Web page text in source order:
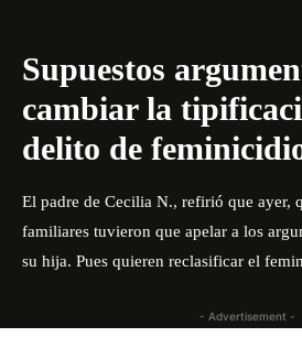
Supuestos
cambiar la
delito de
El padre de Cecilia N., refirió que ayer,
familiares tuvieron que apelar a los
su hija. Pues quieren reclasificar el
- Advertisement -